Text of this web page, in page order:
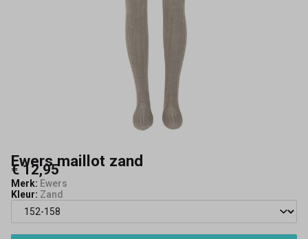
Ewers maillot zand
€ 12,95
Merk: Ewers
Kleur: Zand